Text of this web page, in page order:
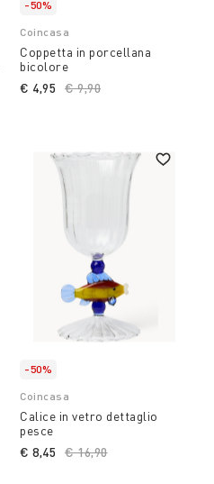
-50%
Coincasa
Coppetta in porcellana
bicolore
Price reduced from
€ 9,90
€ 4,95
-50%
Coincasa
Calice in vetro dettaglio
pesce
Price reduced from
€ 16,90to
€ 8,45